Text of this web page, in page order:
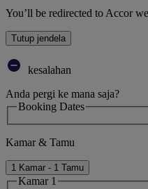
You’ll be redirected to Accor
Tutup jendela
kesalahan
Anda pergi ke mana saja?
Booking Dates
Kamar & Tamu
1 Kamar - 1 Tamu
Kamar 1